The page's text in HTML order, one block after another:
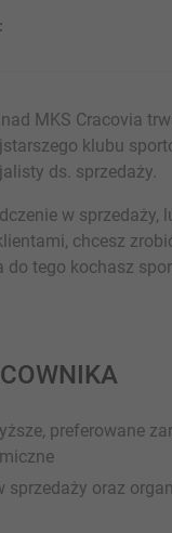
MKS Cracovia
klubu
ds. sprzedaży.
w sprzedaży,
chcesz
do tego kochasz
preferowane
sprzedaży oraz